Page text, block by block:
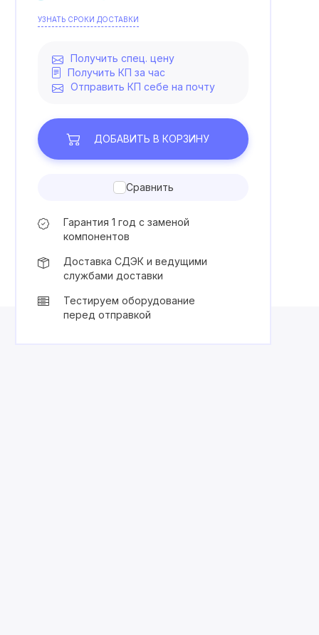
УЗНАТЬ СРОКИ ДОСТАВКИ
Получить спец. цену
Получить КП за час
Отправить КП себе на почту
ДОБАВИТЬ В КОРЗИНУ
Сравнить
Гарантия 1 год с заменой
компонентов
Доставка СДЭК и ведущими
службами доставки
Тестируем оборудование
перед отправкой